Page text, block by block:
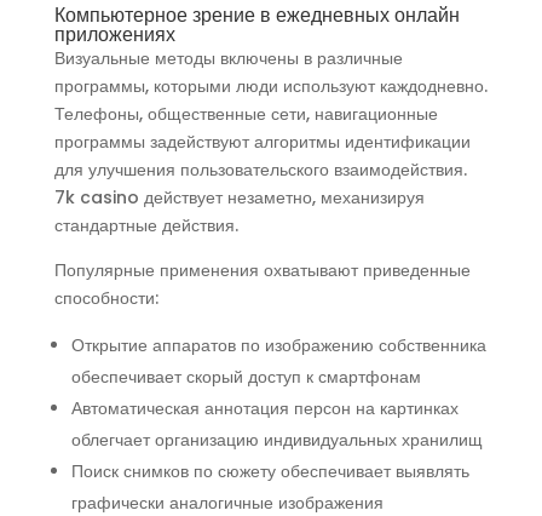
Компьютерное зрение в ежедневных онлайн
приложениях
Визуальные методы включены в различные
программы, которыми люди используют каждодневно.
Телефоны, общественные сети, навигационные
программы задействуют алгоритмы идентификации
для улучшения пользовательского взаимодействия.
7k casino действует незаметно, механизируя
стандартные действия.
Популярные применения охватывают приведенные
способности:
Открытие аппаратов по изображению собственника
обеспечивает скорый доступ к смартфонам
Автоматическая аннотация персон на картинках
облегчает организацию индивидуальных хранилищ
Поиск снимков по сюжету обеспечивает выявлять
графически аналогичные изображения